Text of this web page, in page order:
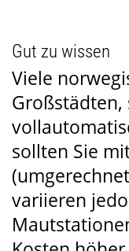
Gut zu wissen
Viele
sollten Sie
variieren